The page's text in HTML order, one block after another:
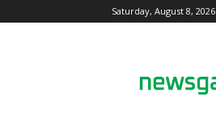
Saturday, August 8, 2026